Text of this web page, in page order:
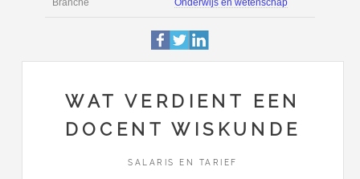
€ 75 per uur ex
Boekhoudsoftware
Algemeen Verzekeringen
Boekhoudkundige
WAT VERDIENT EEN
DOCENT WISKUNDE
SALARIS EN TARIEF